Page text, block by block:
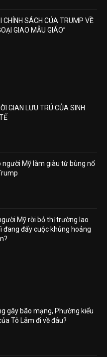
CHÍNH SÁCH CỦA TRUMP VỀ
GIAO MẪU GIÁO”
GIAN LƯU TRÚ CỦA SINH
người Mỹ làm giàu từ bùng nổ
Mỹ rời bỏ thị trường lao
đang đẩy cuộc khủng hoảng
gây bão mạng, Phường kiểu
Tô Lâm đi về đâu?